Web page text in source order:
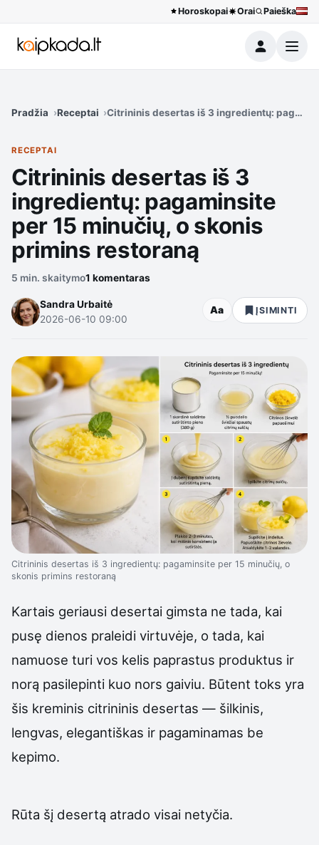
Horoskopai Orai Paieška
Meniu
Pradžia Receptai Citrininis desertas iš 3 ingredientų:
RECEPTAI
Citrininis desertas iš 3
ingredientų: pagaminsite
per 15 minučių, o skonis
primins restoraną
5 min. skaitymo1 komentaras
Sandra Urbaitė
2026-06-10 09:00
Aa ĮSIMINTI
Citrininis desertas iš 3 ingredientų: pagaminsite per 15 minučių, o
skonis primins restoraną
Kartais geriausi desertai gimsta ne tada, kai
pusę dienos praleidi virtuvėje, o tada, kai
namuose turi vos kelis paprastus produktus ir
norą pasilepinti kuo nors gaiviu. Būtent toks yra
šis kreminis citrininis desertas — šilkinis,
lengvas, elegantiškas ir pagaminamas be
kepimo.
Rūta šį desertą atrado visai netyčia.